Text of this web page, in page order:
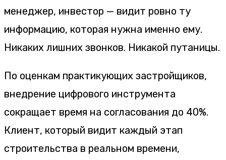
менеджер, инвестор — видит ровно ту
информацию, которая нужна именно ему.
Никаких лишних звонков. Никакой путаницы.
По оценкам практикующих застройщиков,
внедрение цифрового инструмента
сокращает время на согласования до 40%.
Клиент, который видит каждый этап
строительства в реальном времени,